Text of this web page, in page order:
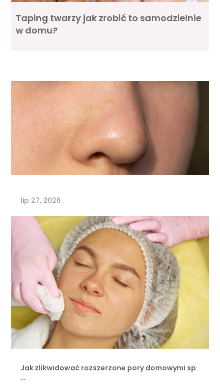
Taping twarzy jak zrobić to samodzielnie
w domu?
lip 27, 2026
Jak zlikwidować rozszerzone pory domowymi sp
…